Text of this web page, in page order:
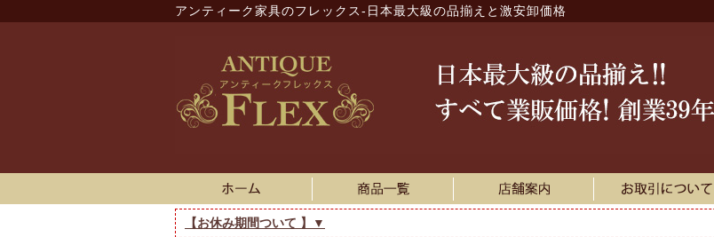
アンティーク家具のフレックス-日本最大級の品揃えと激安卸価格
【お休み期間ついて 】▼